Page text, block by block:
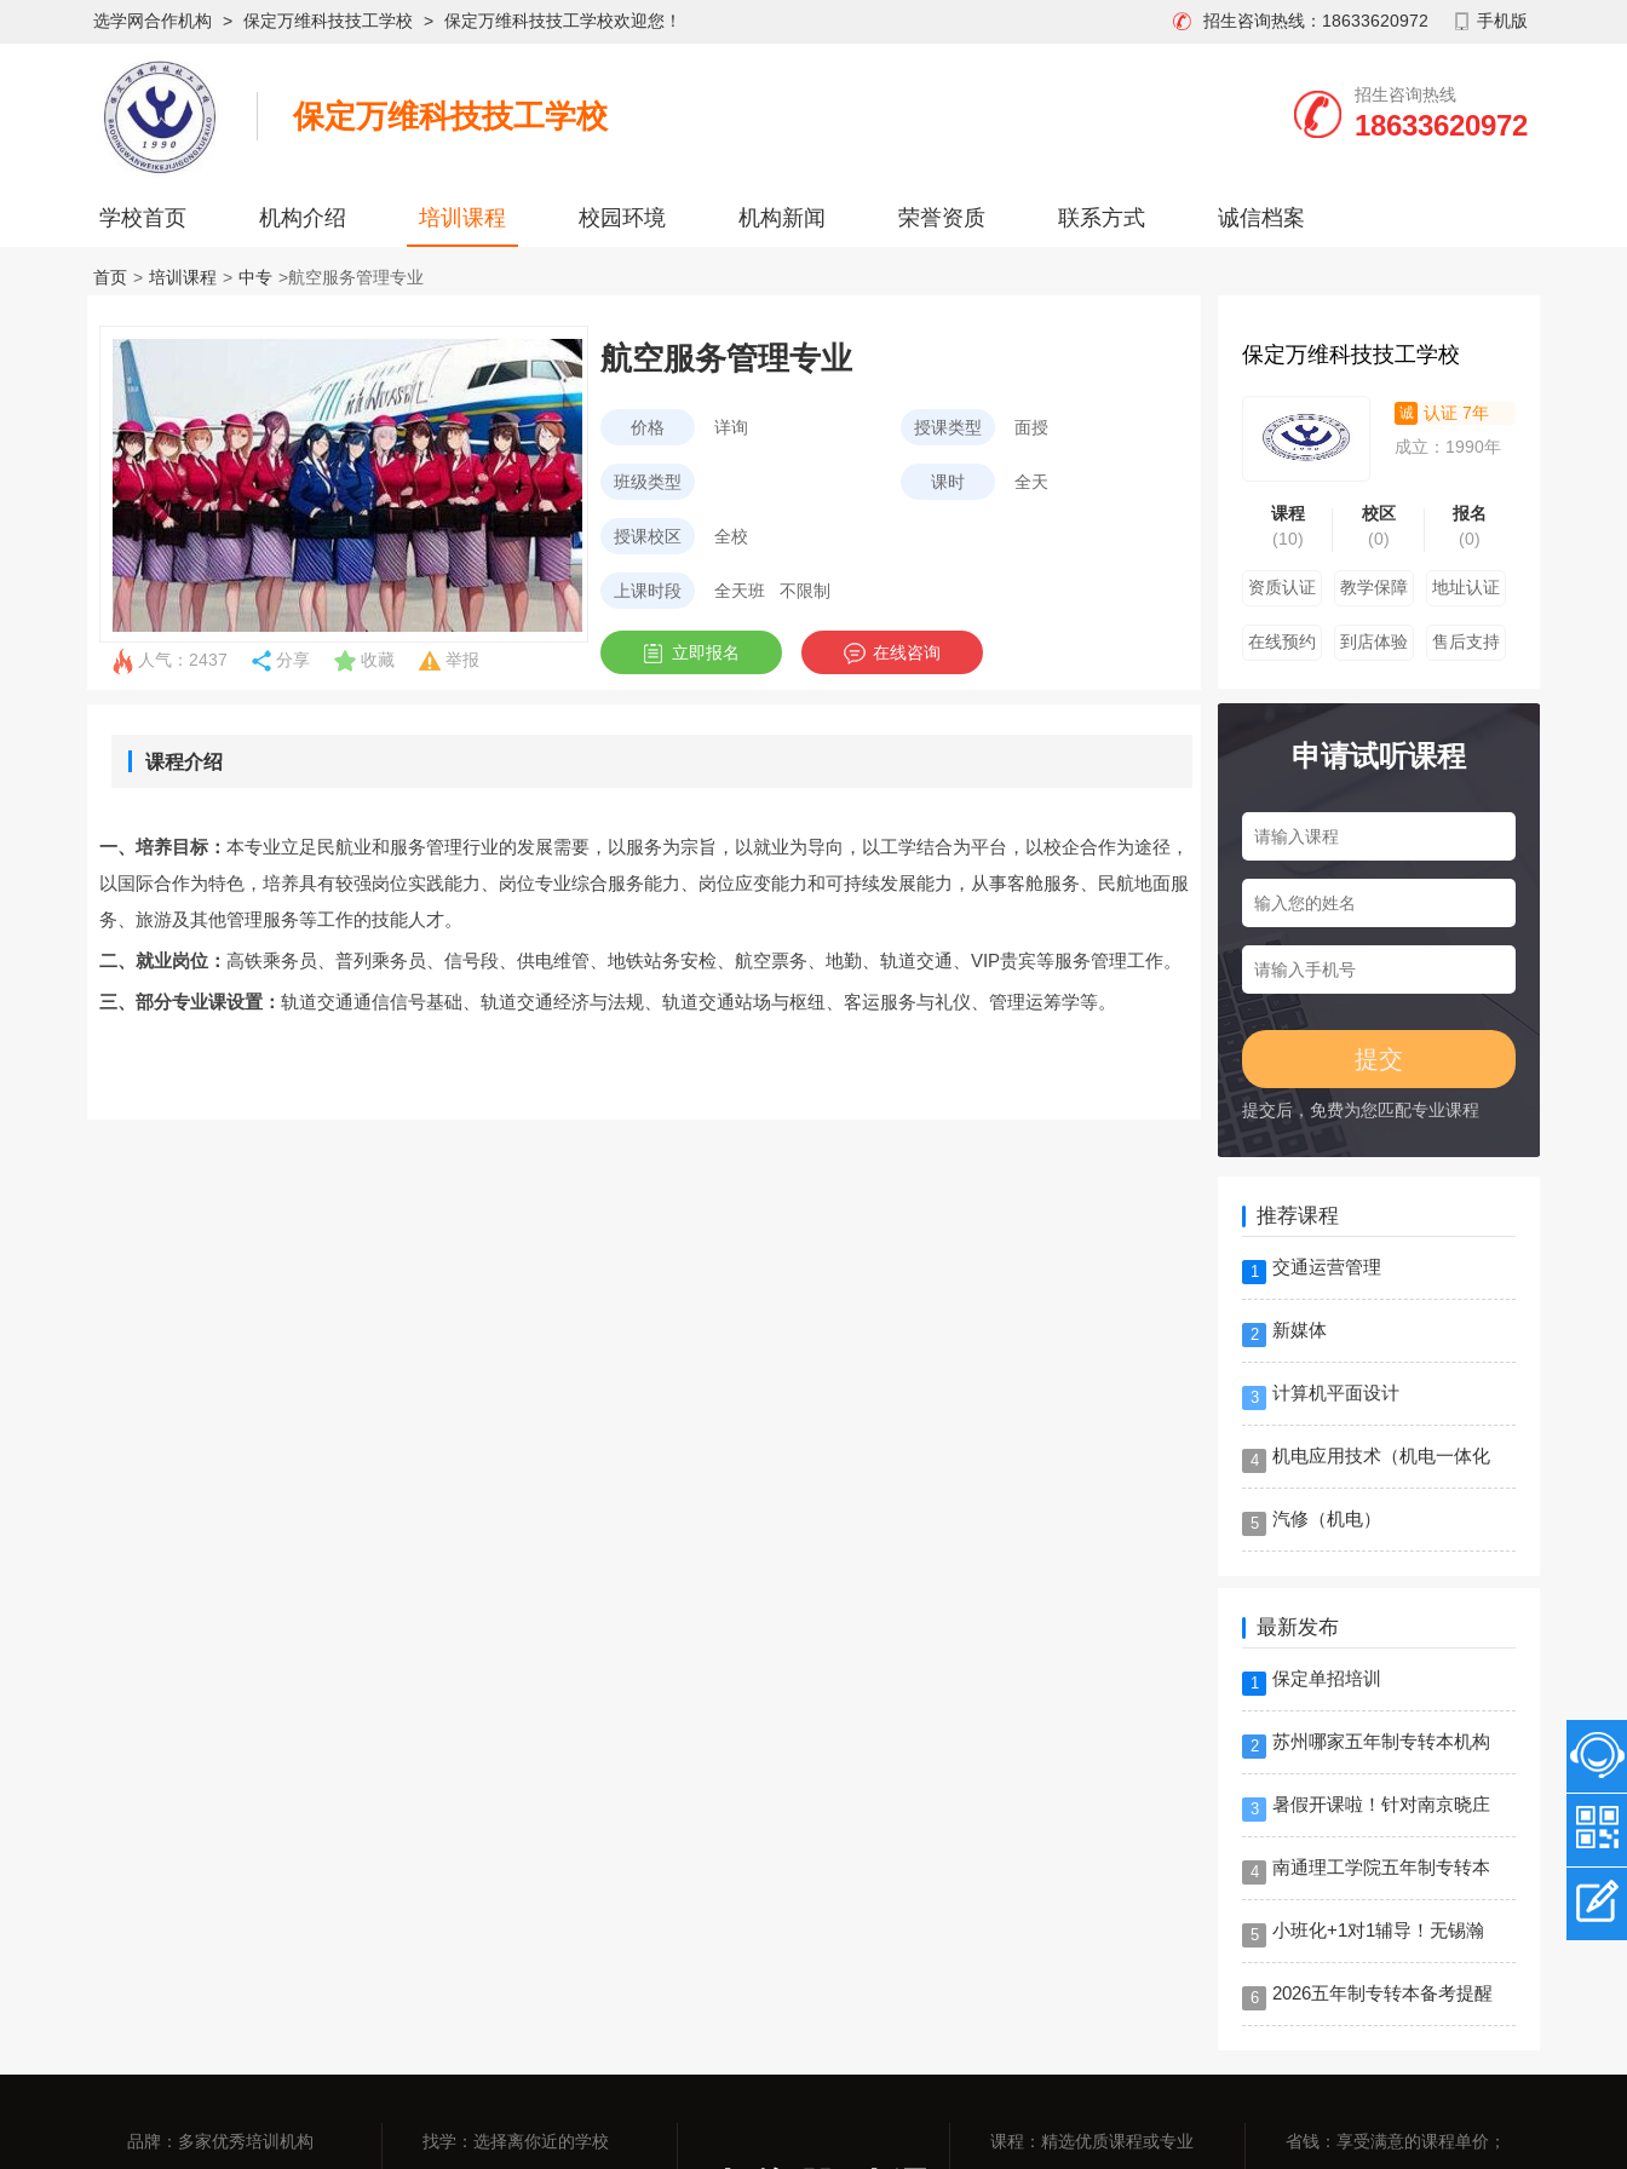
选学网合作机构 > 保定万维科技技工学校 > 保定万维科技技工学校欢迎您！ 招生咨询热线：18633620972 手机版
保定万维科技技工学校
招生咨询热线
18633620972
学校首页 机构介绍 培训课程 校园环境 机构新闻 荣誉资质 联系方式 诚信档案
首页 > 培训课程 > 中专 >航空服务管理专业
人气：2437 分享 收藏 举报
航空服务管理专业
价格 详询 授课类型 面授
班级类型 课时 全天
授课校区 全校
上课时段 全天班 不限制
立即报名 在线咨询
课程介绍
一、培养目标： 本专业立足民航业和服务管理行业的发展需要，以服务为宗旨，以就业为导向，以工学结合为平台，以校企合作为途径，
以国际合作为特色，培养具有较强岗位实践能力、岗位专业综合服务能力、岗位应变能力和可持续发展能力，从事客舱服务、民航地面服
务、旅游及其他管理服务等工作的技能人才。
二、就业岗位： 高铁乘务员、普列乘务员、信号段、供电维管、地铁站务安检、航空票务、地勤、轨道交通、VIP贵宾等服务管理工作。
三、部分专业课设置： 轨道交通通信信号基础、轨道交通经济与法规、轨道交通站场与枢纽、客运服务与礼仪、管理运筹学等。
保定万维科技技工学校
认证 7年
成立：1990年
课程
(10)
校区
(0)
报名
(0)
资质认证 教学保障 地址认证
在线预约 到店体验 售后支持
申请试听课程
提交后，免费为您匹配专业课程
推荐课程
1 交通运营管理
2 新媒体
3 计算机平面设计
4 机电应用技术（机电一体化
5 汽修（机电）
最新发布
1 保定单招培训
2 苏州哪家五年制专转本机构
3 暑假开课啦！针对南京晓庄
4 南通理工学院五年制专转本
5 小班化+1对1辅导！无锡瀚
6 2026五年制专转本备考提醒
品牌：多家优秀培训机构
找学：选择离你近的学校
课程：精选优质课程或专业
省钱：享受满意的课程单价；